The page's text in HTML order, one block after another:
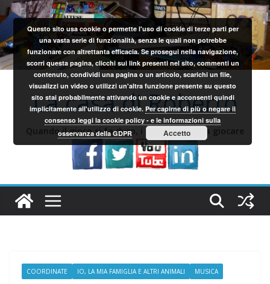
Salta
al
contenuto
La casa di Roberto
Quando il gioco si fa duro, i sardi iniziano a giocare
COORDINATE IO, LA MIA FAMIGLIA E ALTRI ANIMALI MUSICA
Questo sito usa cookie o permette l'uso di cookie di terze parti per
una vasta serie di funzionalità, senza le quali non potrebbe
funzionare con altrettanta efficacia. Se prosegui nella navigazione,
scorri questa pagina, clicchi sui link presenti nel sito, commenti un
contenuto, condividi una pagina o un articolo, scarichi un file,
visualizzi un video o utilizzi un'altra funzione presente su questo
sito stai probabilmente attivando un cookie e acconsenti quindi
implicitamente all'utilizzo di cookie.Per capirne di più o negare il
consenso leggi la cookie policy - e le informazioni sulla
osservanza della GDPR
Accetto